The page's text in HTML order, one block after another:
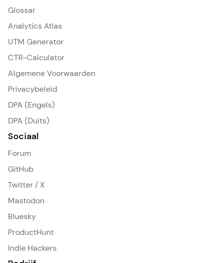
Glossar
Analytics Atlas
UTM Generator
CTR-Calculator
Algemene Voorwaarden
Privacybeleid
DPA (Engels)
DPA (Duits)
Sociaal
Forum
GitHub
Twitter / X
Mastodon
Bluesky
ProductHunt
Indie Hackers